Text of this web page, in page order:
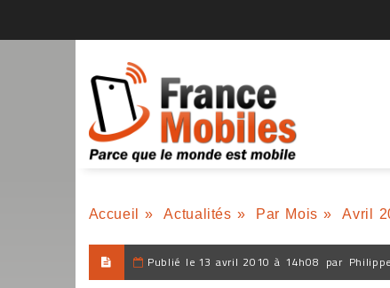
Accueil » Actualités » Par Mois » Avril
Publié le 13 avril 2010 à 14h08 par Philippe